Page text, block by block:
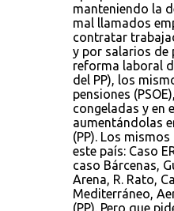
manteniendo la
mal llamados
contratar
y por salarios de
reforma laboral
del PP), los
pensiones
congeladas y en
aumentándolas
(PP). Los
este país: Caso
caso Bárcenas,
Arena, R. Rato,
Mediterráneo,
(PP). Pero que